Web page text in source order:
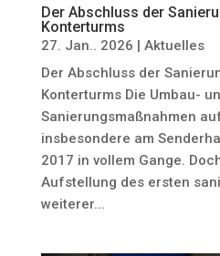
Der Abschluss der
Konterturms
27. Jan.. 2026 | Aktuelles
Der Abschluss der
Konterturms Die Umbau-
Sanierungsmaßnahmen
insbesondere am
2017 in vollem Gange.
Aufstellung des ersten
weiterer...